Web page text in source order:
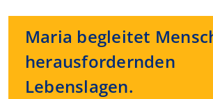
Maria begleitet
herausfordernden
Lebenslagen.